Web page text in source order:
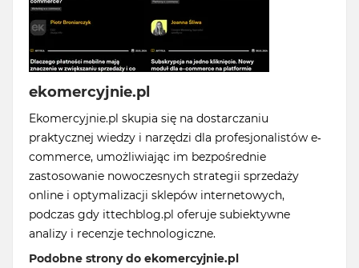
ekomercyjnie.pl
Ekomercyjnie.pl skupia się na dostarczaniu
praktycznej wiedzy i narzędzi dla profesjonalistów e-
commerce, umożliwiając im bezpośrednie
zastosowanie nowoczesnych strategii sprzedaży
online i optymalizacji sklepów internetowych,
podczas gdy ittechblog.pl oferuje subiektywne
analizy i recenzje technologiczne.
Podobne strony do ekomercyjnie.pl